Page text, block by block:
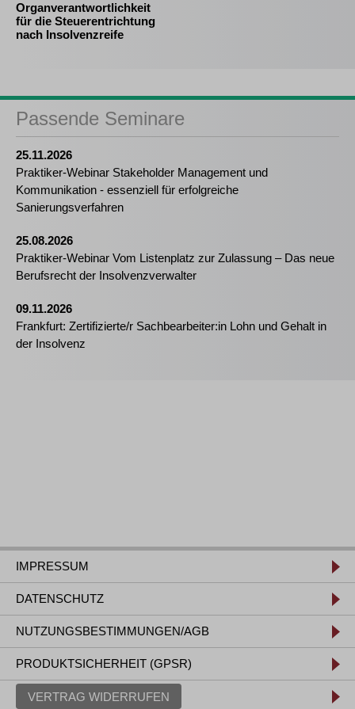
Organverantwortlichkeit
für die Steuerentrichtung
nach Insolvenzreife
Passende Seminare
25.11.2026
Praktiker-Webinar Stakeholder Management und
Kommunikation - essenziell für erfolgreiche
Sanierungsverfahren
25.08.2026
Praktiker-Webinar Vom Listenplatz zur Zulassung – Das neue
Berufsrecht der Insolvenzverwalter
09.11.2026
Frankfurt: Zertifizierte/r Sachbearbeiter:in Lohn und Gehalt in
der Insolvenz
IMPRESSUM
DATENSCHUTZ
NUTZUNGSBESTIMMUNGEN/AGB
PRODUKTSICHERHEIT (GPSR)
VERTRAG WIDERRUFEN